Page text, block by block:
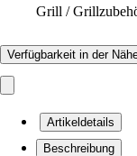
Grill /
Verfügbarkeit in der
Artikeldetails
Beschreibung